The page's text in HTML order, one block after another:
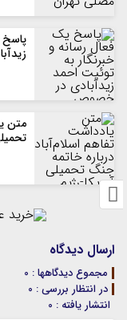
پاسخ
متن
ارسال دیدگاه
مجموع دیدگاهها : 0
در انتظار بررسی : 0
انتشار یافته : 0